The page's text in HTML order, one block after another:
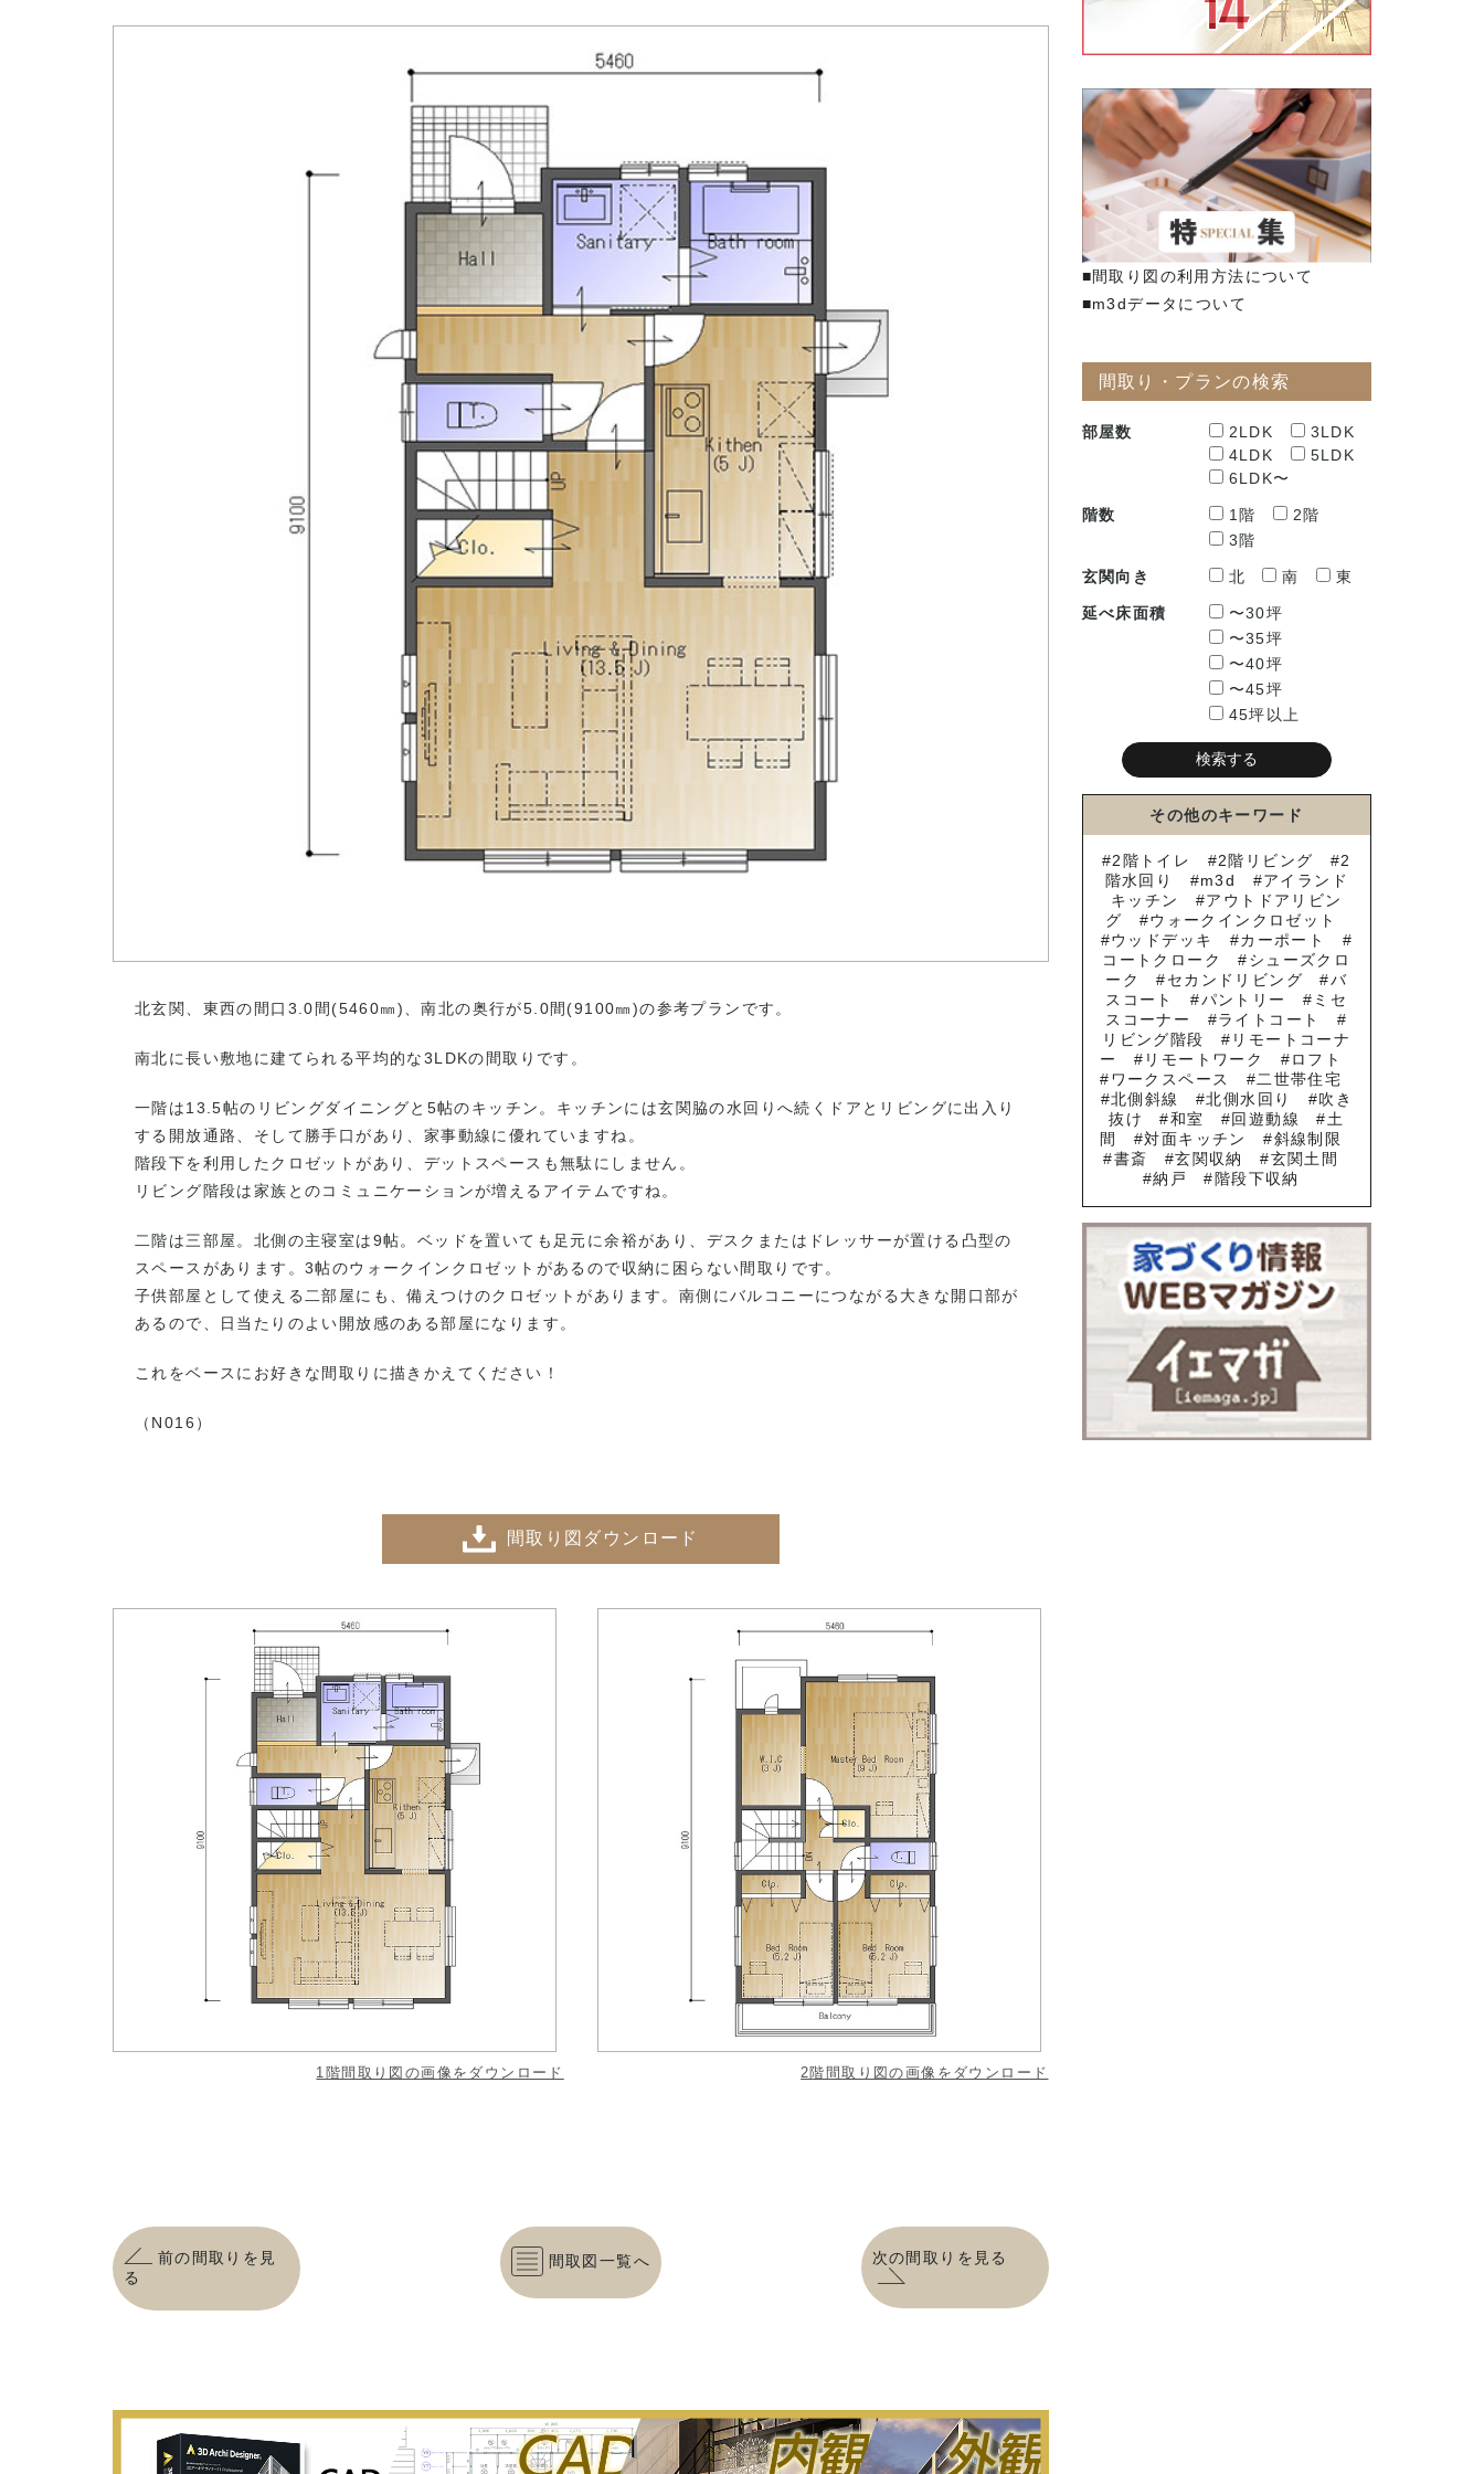
北玄関、東西の間口3.0間(5460㎜)、南北の奥行が5.0間(9100㎜)の参考プランです。
南北に長い敷地に建てられる平均的な3LDKの間取りです。
一階は13.5帖のリビングダイニングと5帖のキッチン。キッチンには玄関脇の水回りへ続くドアとリビングに出入り
する開放通路、そして勝手口があり、家事動線に優れていますね。
階段下を利用したクロゼットがあり、デットスペースも無駄にしません。
リビング階段は家族とのコミュニケーションが増えるアイテムですね。
二階は三部屋。北側の主寝室は9帖。ベッドを置いても足元に余裕があり、デスクまたはドレッサーが置ける凸型の
スペースがあります。3帖のウォークインクロゼットがあるので収納に困らない間取りです。
子供部屋として使える二部屋にも、備えつけのクロゼットがあります。南側にバルコニーにつながる大きな開口部が
あるので、日当たりのよい開放感のある部屋になります。
これをベースにお好きな間取りに描きかえてください！
（N016）
間取り図ダウンロード
1階間取り図の画像をダウンロード 2階間取り図の画像をダウンロード
前の間取りを見
る
間取図一覧へ 次の間取りを見る
■間取り図の利用方法について
■m3dデータについて
間取り・プランの検索
部屋数 2LDK
3LDK
4LDK
5LDK
6LDK〜
階数 1階
2階
3階
玄関向き 北 南 東
延べ床面積
〜30坪
〜35坪
〜40坪
〜45坪
45坪以上
その他のキーワード
2階トイレ 2階リビング
2
階水回り
m3d
アイランド
キッチン
アウトドアリビン
グ
ウォークインクロゼット
ウッドデッキ
カーポート
コートクローク
シューズクロ
ーク
セカンドリビング
バ
スコート
パントリー
ミセ
スコーナー
ライトコート
リビング階段
リモートコーナ
ー
リモートワーク
ロフト
ワークスペース
二世帯住宅
北側斜線
北側水回り
吹き
抜け
和室 回遊動線
土
間
対面キッチン
斜線制限
書斎
玄関収納
玄関土間
納戸
階段下収納